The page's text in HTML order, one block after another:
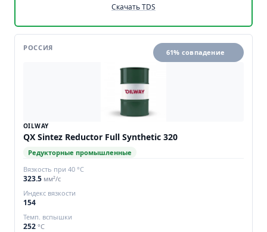
Скачать TDS
РОССИЯ
61% совпадение
OILWAY
QX Sintez Reductor Full Synthetic 320
Редукторные промышленные
Вязкость при 40 °C
323.5 мм²/с
Индекс вязкости
154
Темп. вспышки
252 °C